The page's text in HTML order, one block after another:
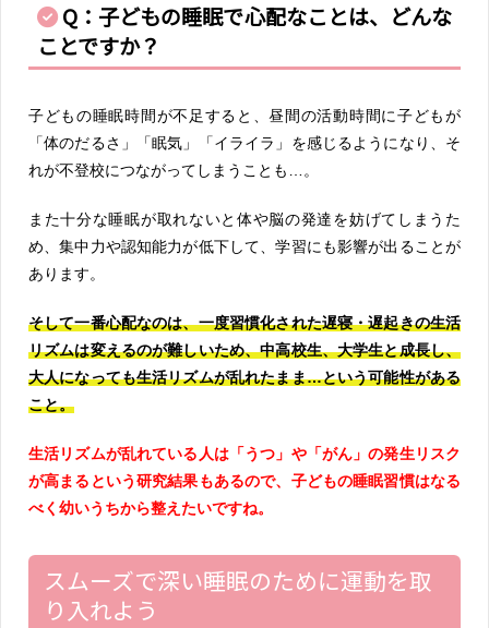
Q：子どもの睡眠で心配なことは、どんな
ことですか？
子どもの睡眠時間が不足すると、昼間の活動時間に子どもが
「体のだるさ」「眠気」「イライラ」を感じるようになり、そ
れが不登校につながってしまうことも…。
また十分な睡眠が取れないと体や脳の発達を妨げてしまうた
め、集中力や認知能力が低下して、学習にも影響が出ることが
あります。
そして一番心配なのは、一度習慣化された遅寝・遅起きの生活
リズムは変えるのが難しいため、中高校生、大学生と成長し、
大人になっても生活リズムが乱れたまま…という可能性がある
こと。
生活リズムが乱れている人は「うつ」や「がん」の発生リスク
が高まるという研究結果もあるので、子どもの睡眠習慣はなる
べく幼いうちから整えたいですね。
スムーズで深い睡眠のために運動を取
り入れよう